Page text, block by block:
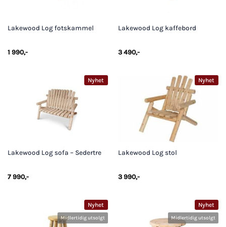
Lakewood Log fotskammel
1 990,-
Lakewood Log kaffebord
3 490,-
Nyhet
Lakewood Log sofa – Sedertre
7 990,-
Nyhet
Lakewood Log stol
3 990,-
Nyhet
Midlertidig utsolgt
Nyhet
Midlertidig utsolgt